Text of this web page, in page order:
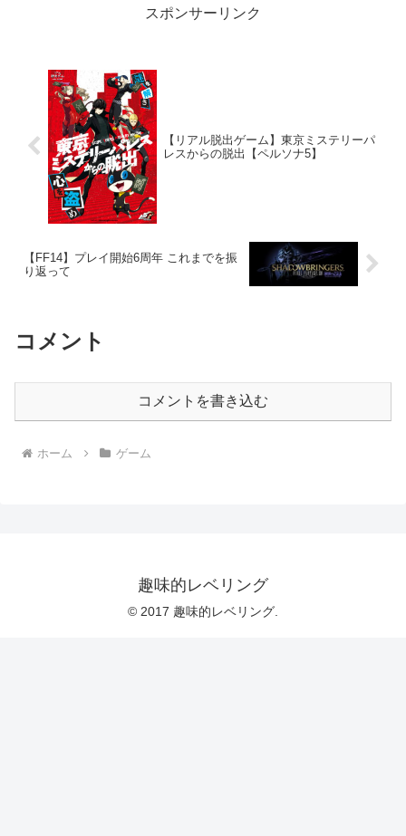
スポンサーリンク
【リアル脱出ゲーム】東京ミステリーパ
レスからの脱出【ペルソナ5】
【FF14】プレイ開始6周年 これまでを振
り返って
コメント
コメントを書き込む
ホーム ゲーム
趣味的レベリング
© 2017 趣味的レベリング.